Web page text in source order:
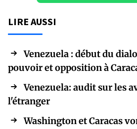
LIRE AUSSI
Venezuela : début du
pouvoir et opposition à
Venezuela: audit sur les
l'étranger
Washington et Caracas